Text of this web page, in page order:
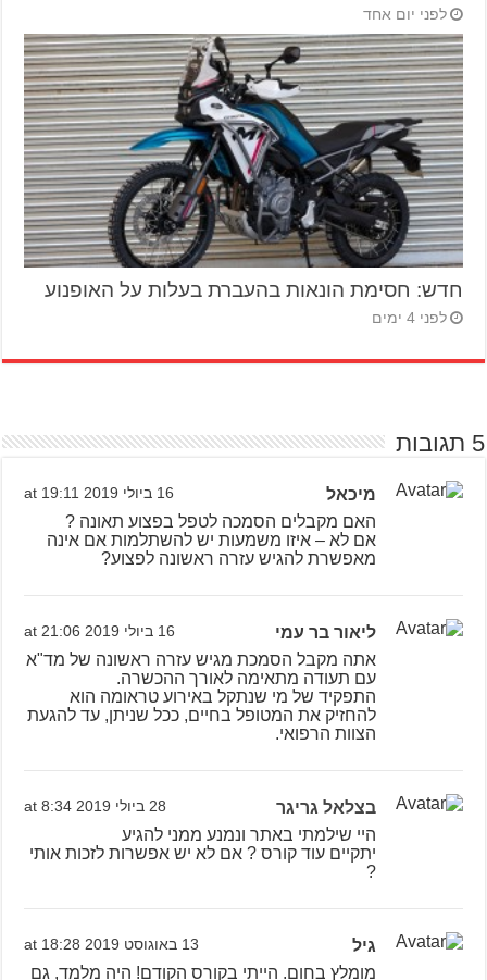
לפני יום אחד
חדש: חסימת הונאות בהעברת בעלות על האופנוע
לפני 4 ימים
5 תגובות
מיכאל 16 ביולי 2019 at 19:11
האם מקבלים הסמכה לטפל בפצוע תאונה ?
אם לא – איזו משמעות יש להשתלמות אם אינה
מאפשרת להגיש עזרה ראשונה לפצוע?
ליאור בר עמי 16 ביולי 2019 at 21:06
אתה מקבל הסמכת מגיש עזרה ראשונה של מד"א
עם תעודה מתאימה לאורך ההכשרה.
התפקיד של מי שנתקל באירוע טראומה הוא
להחזיק את המטופל בחיים, ככל שניתן, עד להגעת
הצוות הרפואי.
בצלאל גריגר 28 ביולי 2019 at 8:34
היי שילמתי באתר ונמנע ממני להגיע
יתקיים עוד קורס ? אם לא יש אפשרות לזכות אותי
?
גיל 13 באוגוסט 2019 at 18:28
מומלץ בחום. הייתי בקורס הקודם! היה מלמד, גם